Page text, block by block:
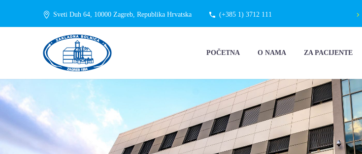
Sveti Duh 64, 10000 Zagreb, Republika Hrvatska (+385 1) 3712 111
POČETNA O NAMA ZA PACIJENTE